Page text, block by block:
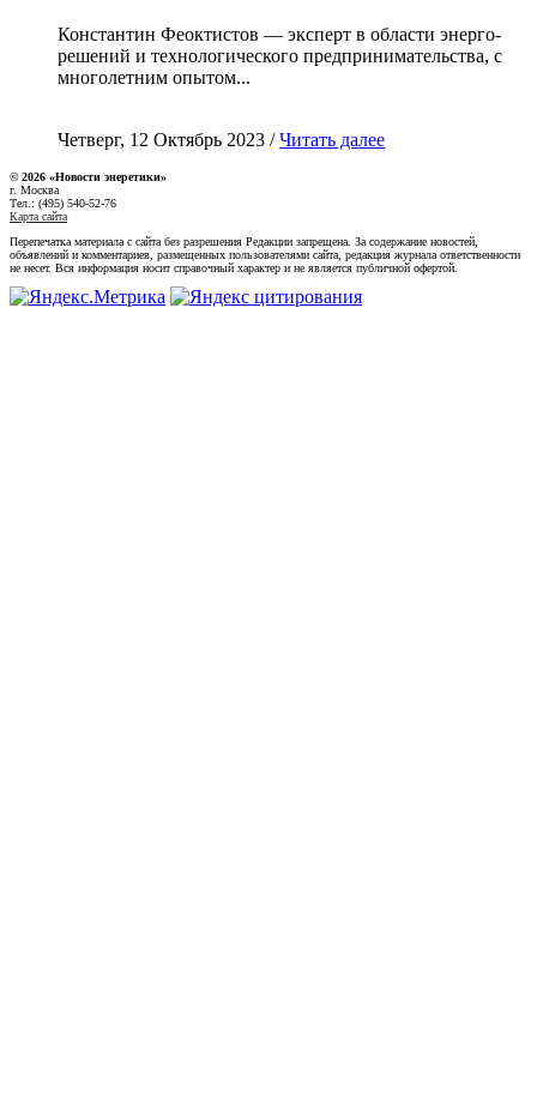
Константин Феоктистов — эксперт в области энерго-
решений и технологического предпринимательства, с
многолетним опытом...
Четверг, 12 Октябрь 2023 /Читать далее
© 2026 «Новости энеретики»
г. Москва
Тел.: (495) 540-52-76
Карта сайта
Перепечатка материала с сайта без разрешения Редакции запрещена. За содержание новостей,
объявлений и комментариев, размещенных пользователями сайта, редакция журнала ответственности
не несет. Вся информация носит справочный характер и не является публичной офертой.